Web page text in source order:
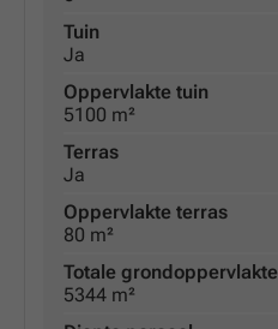
Tuin
Ja
Oppervlakte tuin
5100 m²
Terras
Ja
Oppervlakte terras
80 m²
Totale grondoppervlakte
5344 m²